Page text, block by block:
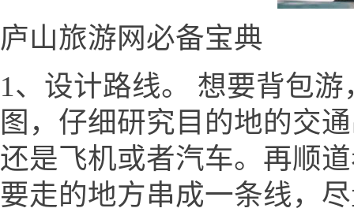
庐山旅游网必备宝典
1、设计路线。 想要背包
图，仔细研究目的地的交
还是飞机或者汽车。再顺
要走的地方串成一条线，